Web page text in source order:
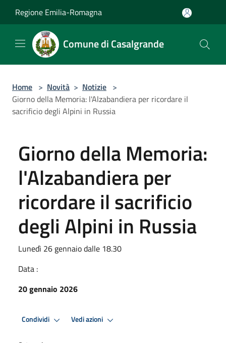
Regione Emilia-Romagna
Comune di Casalgrande
Home > Novità > Notizie >
Giorno della Memoria: l'Alzabandiera per ricordare il
sacrificio degli Alpini in Russia
Giorno della Memoria:
l'Alzabandiera per
ricordare il sacrificio
degli Alpini in Russia
Lunedì 26 gennaio dalle 18.30
Data :
20 gennaio 2026
Condividi Vedi azioni